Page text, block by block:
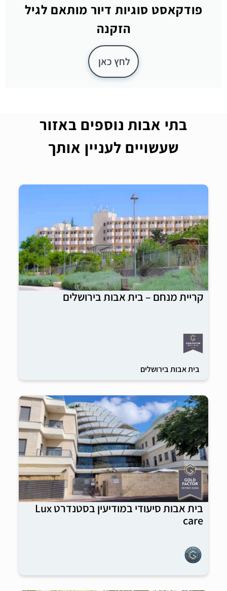
פודקאסט סוגיות דיור מותאם לגיל
הזקנה
לחץ כאן
בתי אבות נוספים באזור
שעשויים לעניין אותך
קריית מנחם – בית אבות בירושלים
בית אבות בירושלים
בית אבות סיעודי במודיעין בסטנדרט Lux
care